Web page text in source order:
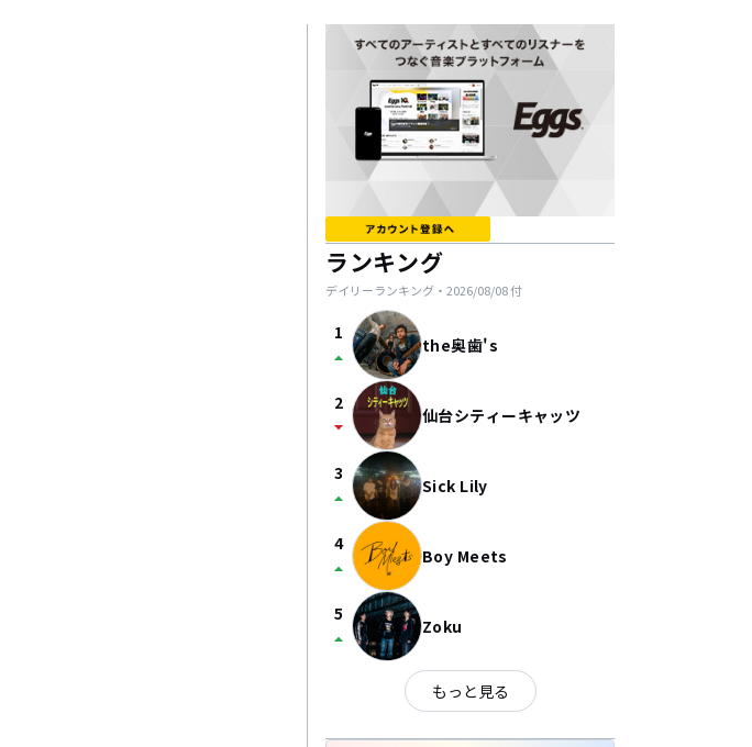
ランキング
デイリーランキング・ 2026/08/08付
1
arrow_drop_up the奥歯's
2
arrow_drop_down 仙台シティーキャッツ
3
arrow_drop_up Sick Lily
4
arrow_drop_up Boy Meets
5
arrow_drop_up Zoku
もっと見る